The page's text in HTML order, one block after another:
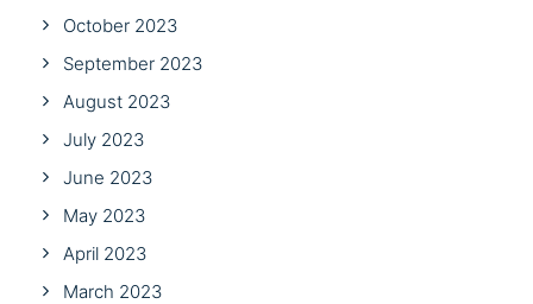
October 2023
September 2023
August 2023
July 2023
June 2023
May 2023
April 2023
March 2023